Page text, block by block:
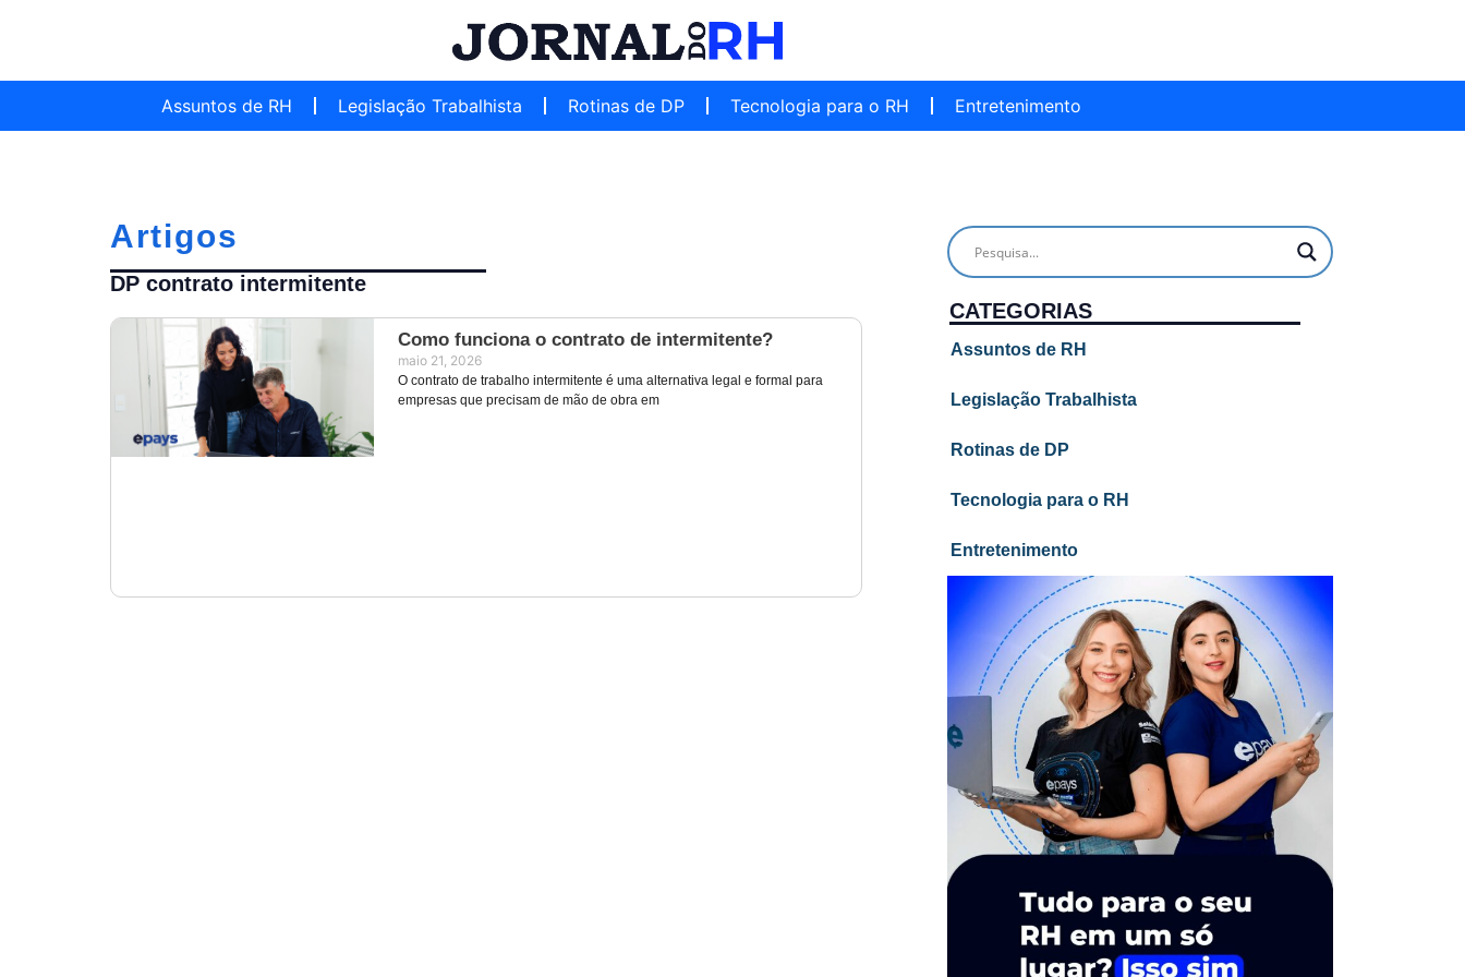
Assuntos de RH Legislação Trabalhista Rotinas de DP Tecnologia para o RH Entretenimento
Artigos
DP contrato intermitente
Como funciona o contrato de intermitente?
maio 21, 2026
O contrato de trabalho intermitente é uma alternativa legal e formal para
empresas que precisam de mão de obra em
CATEGORIAS
Assuntos de RH
Legislação Trabalhista
Rotinas de DP
Tecnologia para o RH
Entretenimento